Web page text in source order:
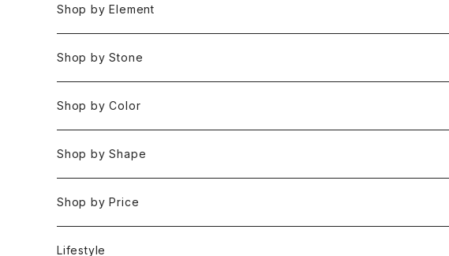
Pendant Charms
Bracelets
Necklaces
Rings
Earrings
Keychain Charms & Accessories
Shop by Element
Space 空(気づき,余白,真実）
Water 水(癒し,潤い,鎮静)
Fire 火(情熱,勇気,希望)
Air 風(思考,表現,循環)
Eart 土(グラウンディング,安定,現実)
Shop by Stone
おみくじ
アイオライト
アクアマリン
アゲート
Shop by Color
Clear / White
Gold
Silver
Shop by Shape
Rough 原石
Tumbled タンブル
Shop by Price
Under ¥3000
Lifestyle